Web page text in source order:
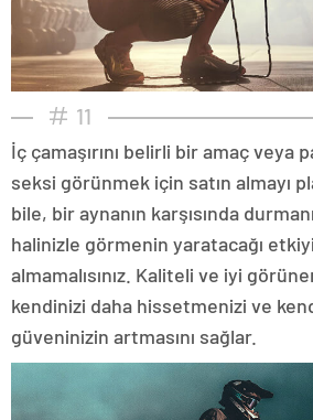
11
İç çamaşırını belirli bir amaç veya
seksi görünmek için satın almayı
bile, bir aynanın karşısında
halinizle görmenin yaratacağı
almamalısınız. Kaliteli ve iyi
kendinizi daha hissetmenizi ve
güveninizin artmasını sağlar.